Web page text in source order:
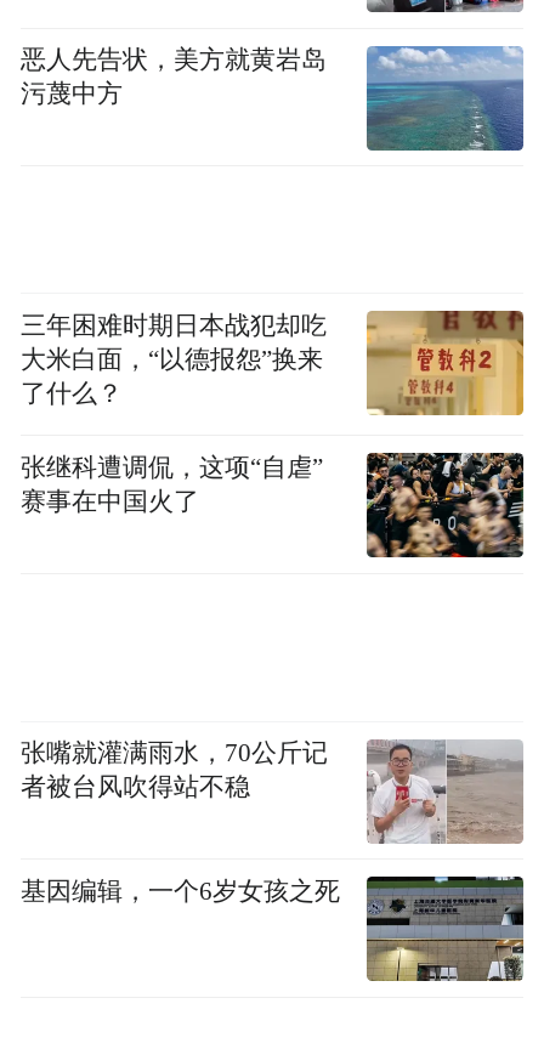
恶人先告状，美方就黄岩岛
污蔑中方
三年困难时期日本战犯却吃
大米白面，“以德报怨”换来
了什么？
张继科遭调侃，这项“自虐”
赛事在中国火了
张嘴就灌满雨水，70公斤记
者被台风吹得站不稳
基因编辑，一个6岁女孩之死